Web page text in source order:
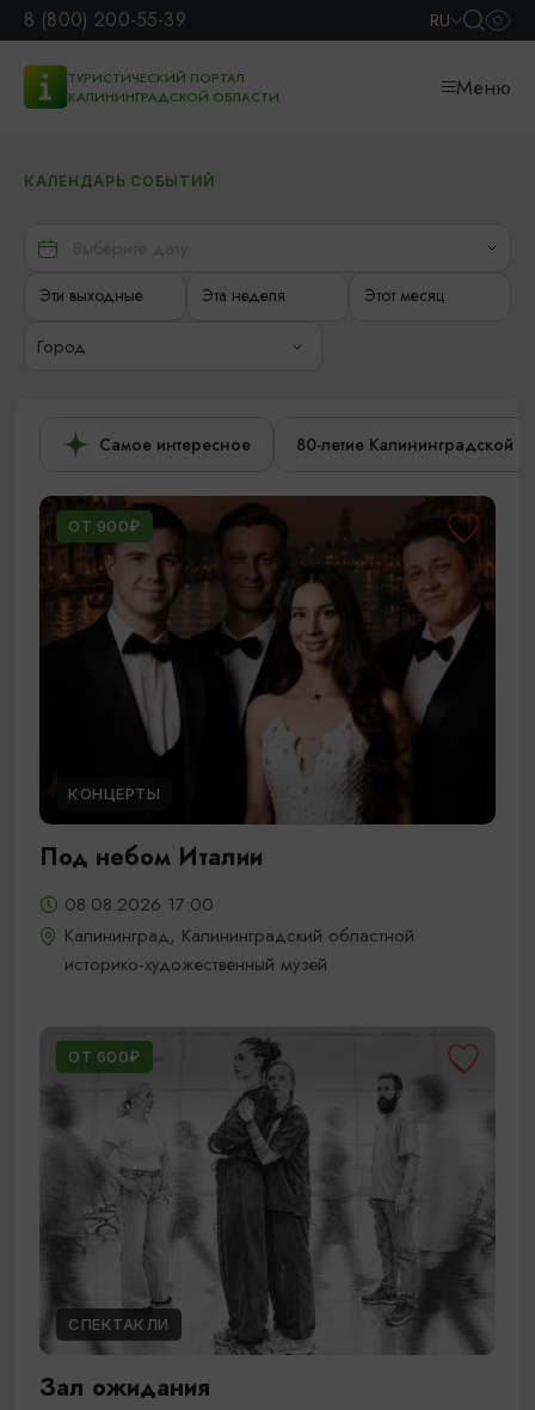
8 (800) 200-55-39 RU
ТУРИСТИЧЕСКИЙ ПОРТАЛ
КАЛИНИНГРАДСКОЙ ОБЛАСТИ
Меню
КАЛЕНДАРЬ СОБЫТИЙ
Эти выходные Эта неделя Этот месяц
Город
Самое интересное 80-летие Калининградской
ОТ 900₽
КОНЦЕРТЫ
Под небом Италии
08.08.2026 17:00
Калининград, Калининградский областной
историко-художественный музей
ОТ 600₽
СПЕКТАКЛИ
Зал ожидания